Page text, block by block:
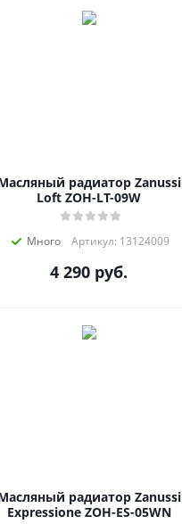
радиатор Zanussi
Loft ZOH-LT-09W
Много Артикул: 13124009
4 290 руб.
радиатор Zanussi
Expressione ZOH-ES-05WN